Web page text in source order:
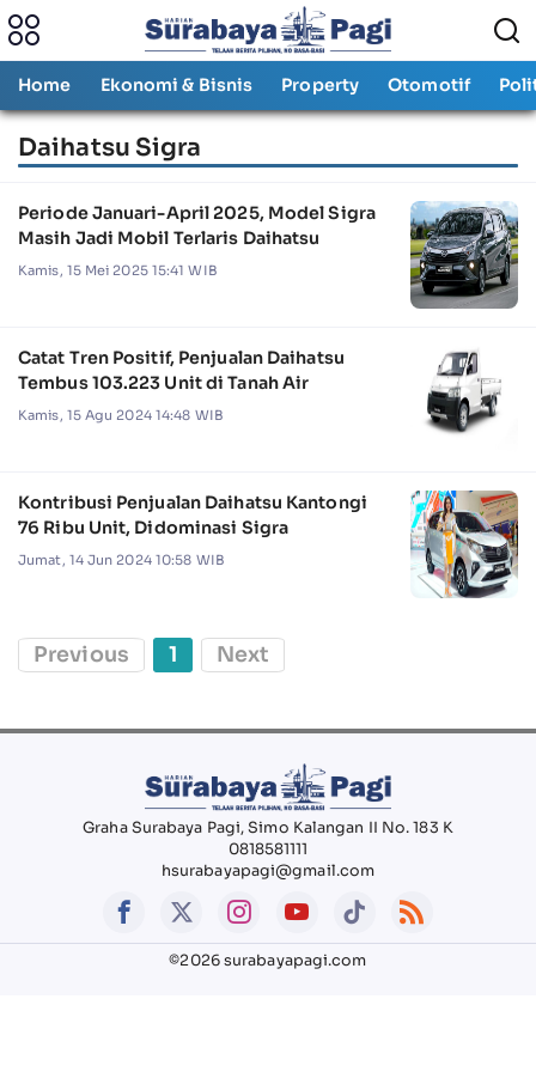
Home Ekonomi & Bisnis Property Otomotif
Daihatsu Sigra
Periode Januari-April 2025, Model Sigra
Masih Jadi Mobil Terlaris Daihatsu
Kamis, 15 Mei 2025 15:41 WIB
Catat Tren Positif, Penjualan Daihatsu
Tembus 103.223 Unit di Tanah Air
Kamis, 15 Agu 2024 14:48 WIB
Kontribusi Penjualan Daihatsu Kantongi
76 Ribu Unit, Didominasi Sigra
Jumat, 14 Jun 2024 10:58 WIB
Previous 1 Next
Graha Surabaya Pagi, Simo Kalangan II No. 183 K
0818581111
hsurabayapagi@gmail.com
©2026 surabayapagi.com